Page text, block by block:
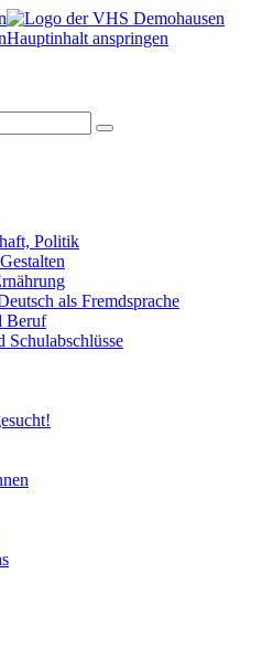
Hauptinhalt anspringen
Politik
als Fremdsprache
Beruf
Schulabschlüsse